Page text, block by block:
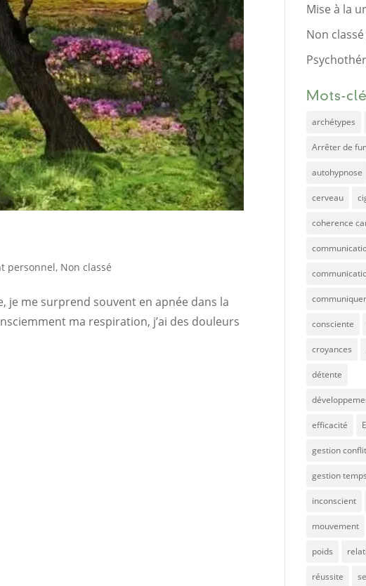
personnel, Non classé
je me surprend souvent en apnée dans la
ma respiration, j’ai des douleurs
Mise à la
Non classé
Mots-
archétypes
Arrêter de
autohypnose
cerveau
coherence
communiquer
consciente
croyances
détente
efficacité
gestion
gestion temps
inconscient
mouvement
poids
réussite